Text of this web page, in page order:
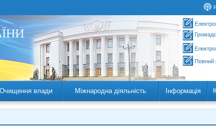
Повний
Очищення влади Міжнародна діяльність Інформація